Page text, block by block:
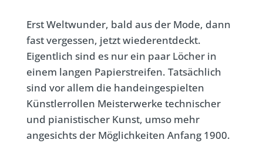
Erst Weltwunder, bald aus der Mode, dann
fast vergessen, jetzt wiederentdeckt.
Eigentlich sind es nur ein paar Löcher in
einem langen Papierstreifen. Tatsächlich
sind vor allem die handeingespielten
Künstlerrollen Meisterwerke technischer
und pianistischer Kunst, umso mehr
angesichts der Möglichkeiten Anfang 1900.